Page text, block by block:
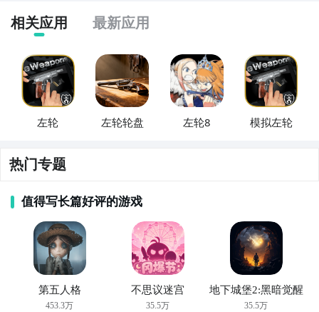
7. 《消消乐麻将》：融合了消除和麻将的元素，这款游
戏考验你的观察力和策略性。通过消除相同的麻将牌来
完成任务，享受益智游戏和麻将的双重乐趣。
8. 《拼图迷宫》：通过移动迷宫中的方块，解开谜题，
帮助主角通关。这款休闲益智游戏充满了挑战性的迷宫
对消除。这款简单而有趣的游戏适合所有年龄段的玩
家，让你在休闲时刻轻松娱乐。
10. 《数字华容道》：将数字方块按照正确的顺序移
动，最终将它们排列成正确的数字序列。这款传统的休
闲益智游戏加入了数字元素，给你带来全新的挑战和乐
相关应用 最新应用
左轮 左轮轮盘 左轮8 模拟左轮
热门专题
值得写长篇好评的游戏
第五人格
453.3万
不思议迷宫
35.5万
地下城堡2:黑暗觉醒
35.5万